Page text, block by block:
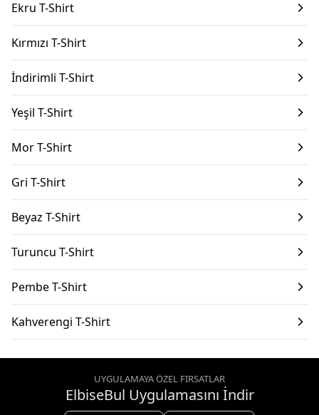
Ekru T-Shirt
Kırmızı T-Shirt
İndirimli T-Shirt
Yeşil T-Shirt
Mor T-Shirt
Gri T-Shirt
Beyaz T-Shirt
Turuncu T-Shirt
Pembe T-Shirt
Kahverengi T-Shirt
UYGULAMAYA ÖZEL FIRSATLAR
ElbiseBul Uygulamasını İndir